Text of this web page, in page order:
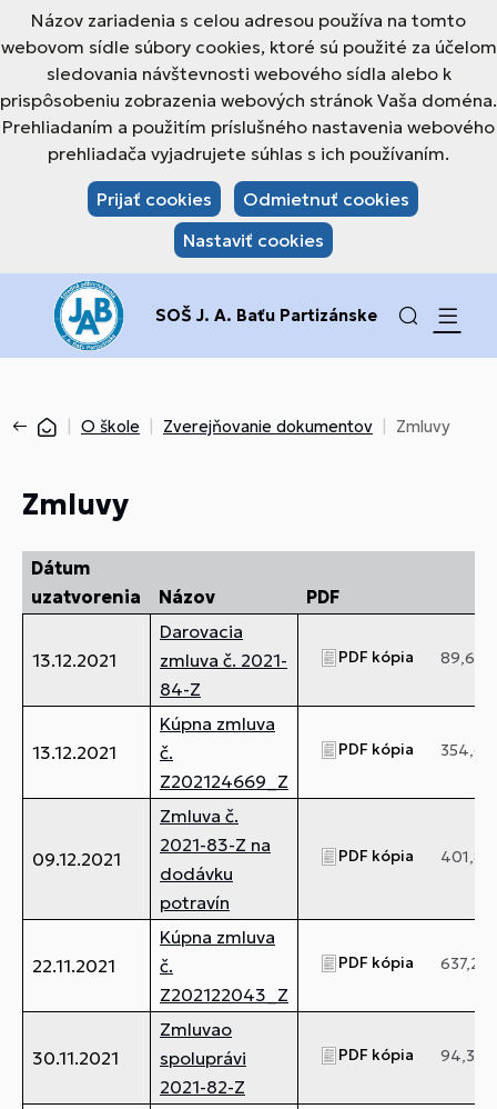
Názov zariadenia s celou adresou používa na tomto
webovom sídle súbory cookies, ktoré sú použité za účelom
sledovania návštevnosti webového sídla alebo k
prispôsobeniu zobrazenia webových stránok Vaša doména.
Prehliadaním a použitím príslušného nastavenia webového
prehliadača vyjadrujete súhlas s ich používaním.
Prijať cookies
Odmietnuť cookies
Nastaviť cookies
SOŠ J. A. Baťu Partizánske
O škole Zverejňovanie dokumentov Zmluvy
Zmluvy
Dátum
uzatvorenia
Názov PDF
13.12.2021
Darovacia
zmluva č. 2021-
84-Z
PDF kópia 89,6 kB
13.12.2021
Kúpna zmluva
č.
Z202124669_Z
PDF kópia 354,66
09.12.2021
Zmluva č.
2021-83-Z na
dodávku
potravín
PDF kópia 401,82
22.11.2021
Kúpna zmluva
č.
Z202122043_Z
PDF kópia 637,23
30.11.2021
Zmluvao
spoluprávi
2021-82-Z
PDF kópia 94,36